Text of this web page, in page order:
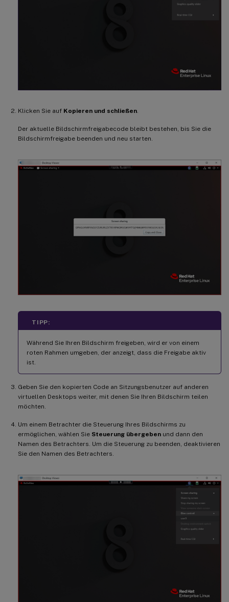
Klicken Sie auf Kopieren und schließen
Der aktuelle Bildschirmfreigabecode bleibt bestehen, bis Sie die
Bildschirmfreigabe beenden und neu starten.
TIPP:
Während Sie Ihren Bildschirm freigeben, wird er von einem
roten Rahmen umgeben, der anzeigt, dass die Freigabe aktiv
ist.
Geben Sie den kopierten Code an Sitzungsbenutzer auf anderen
virtuellen Desktops weiter, mit denen Sie Ihren Bildschirm teilen
möchten.
Um einem Betrachter die Steuerung Ihres Bildschirms zu
ermöglichen, wählen Sie Steuerung übergeben und dann den
Namen des Betrachters. Um die Steuerung zu beenden, deaktivieren
Sie den Namen des Betrachters.